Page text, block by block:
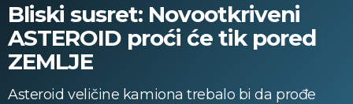
Bliski susret: Novootkriveni
ASTEROID proći će tik pored
ZEMLJE
Asteroid veličine kamiona trebalo bi da prođe